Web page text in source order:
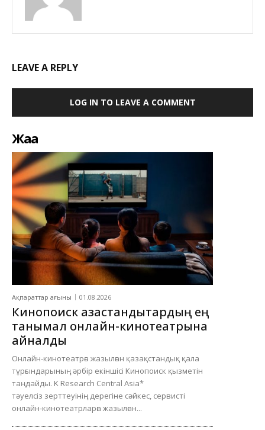
LEAVE A REPLY
LOG IN TO LEAVE A COMMENT
Жаңа
Ақпараттар ағыны 01.08.2026
Кинопоиск қазақстандықтардың ең
танымал онлайн-кинотеатрына
айналды
Онлайн-кинотеатрға жазылған қазақстандық қала
тұрғындарының әрбір екіншісі Кинопоиск қызметін
таңдайды. K Research Central Asia*
тәуелсіз зерттеуінің дерегіне сәйкес, сервисті
онлайн-кинотеатрларға жазылған...